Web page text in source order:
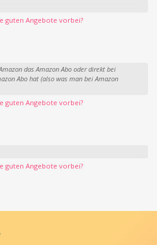
guten Angebote vorbei?
das Amazon Abo oder direkt bei
Abo hat (also was man bei Amazon
guten Angebote vorbei?
guten Angebote vorbei?